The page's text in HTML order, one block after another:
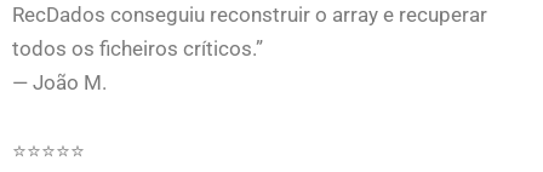
RecDados conseguiu reconstruir o array e recuperar
todos os ficheiros críticos.”
— João M.
⭐⭐⭐⭐⭐